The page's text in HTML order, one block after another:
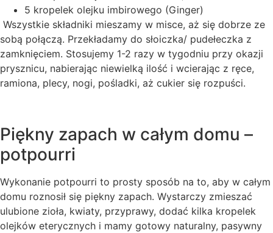
5 kropelek olejku imbirowego (Ginger)
Wszystkie składniki mieszamy w misce, aż się dobrze ze
sobą połączą. Przekładamy do słoiczka/ pudełeczka z
zamknięciem. Stosujemy 1-2 razy w tygodniu przy okazji
prysznicu, nabierając niewielką ilość i wcierając z ręce,
ramiona, plecy, nogi, pośladki, aż cukier się rozpuści.
Piękny zapach w całym domu –
potpourri
Wykonanie potpourri to prosty sposób na to, aby w całym
domu roznosił się piękny zapach. Wystarczy zmieszać
ulubione zioła, kwiaty, przyprawy, dodać kilka kropelek
olejków eterycznych i mamy gotowy naturalny, pasywny